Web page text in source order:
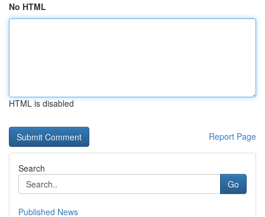
No HTML
HTML is disabled
Report Page
Search
Go
Published News